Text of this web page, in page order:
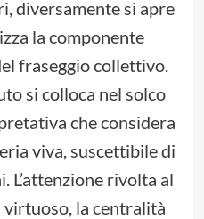
diversamente si apre
la componente
fraseggio collettivo.
si colloca nel solco
che considera
viva, suscettibile di
rivolta al
la centralità